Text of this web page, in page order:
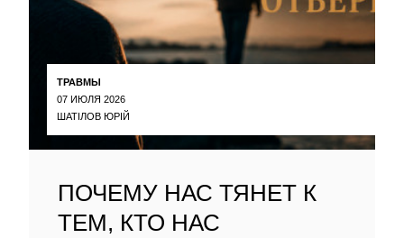
ТРАВМЫ
07 ИЮЛЯ 2026
ШАТІЛОВ ЮРІЙ
ПОЧЕМУ НАС ТЯНЕТ К
ТЕМ, КТО НАС